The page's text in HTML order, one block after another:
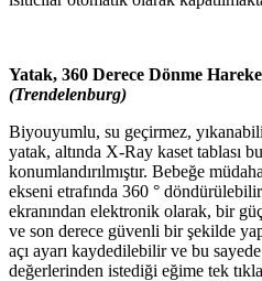
Yatak, 360 Derece Dönme
(Trendelenburg)
Biyouyumlu, su geçirmez,
yatak, altında X-Ray kaset tablası
konumlandırılmıştır. Bebeğe
ekseni etrafında 360 °
ekranından elektronik olarak, bir
ve son derece güvenli bir şekilde
açı ayarı kaydedilebilir ve bu
değerlerinden istediği eğime tek